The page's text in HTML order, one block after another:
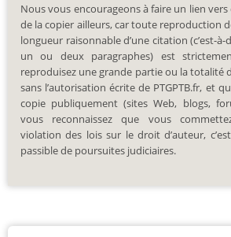
Nous vous encourageons à faire un lien
de la copier ailleurs, car toute reproduction
longueur raisonnable d’une citation (c’est-
un ou deux paragraphes) est
reproduisez une grande partie ou la totalité
sans l’autorisation écrite de PTGPTB.fr, et
copie publiquement (sites Web, blogs,
vous reconnaissez que vous
violation des lois sur le droit d’auteur,
passible de poursuites judiciaires.